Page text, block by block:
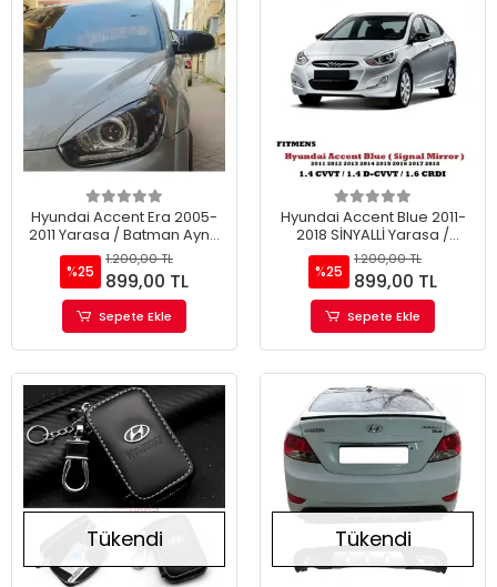
Hyundai Accent Era 2005-
2011 Yarasa / Batman Ayna
Kapağı
%25
1.200,00 TL
899,00 TL
Sepete Ekle
Hyundai Accent Blue 2011-
2018 SİNYALLİ Yarasa /
Batman Ayna Kapağı
%25
1.200,00 TL
899,00 TL
Sepete Ekle
Tükendi Tükendi